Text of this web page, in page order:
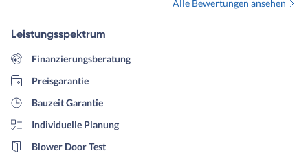
Alle Bewertungen ansehen
Leistungsspektrum
Finanzierungsberatung
Preisgarantie
Bauzeit Garantie
Individuelle Planung
Blower Door Test